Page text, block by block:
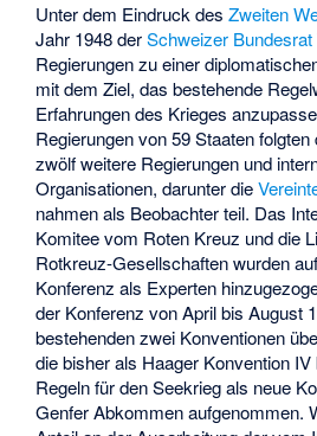
Unter dem Eindruck desZweiten
Jahr 1948 derSchweizer Bundesrat
Regierungen zu einer
mit dem Ziel, das bestehende
Erfahrungen des Krieges
Regierungen von 59 Staaten folgten
zwölf weitere Regierungen und
Organisationen, darunter die
nahmen als Beobachter teil. Das
Komitee vom Roten Kreuz und die
Rotkreuz-Gesellschaften wurden
Konferenz als Experten
der Konferenz von April bis August
bestehenden zwei Konventionen
die bisher als Haager Konvention
Regeln für den Seekrieg als neue
Genfer Abkommen aufgenommen.